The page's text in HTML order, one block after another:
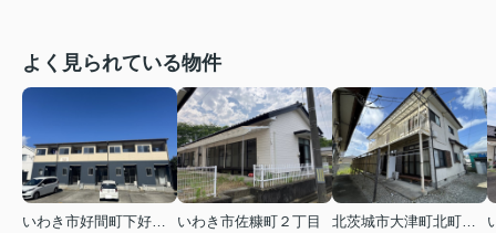
よく見られている物件
いわき市好間町下好間字中島
いわき市佐糠町２丁目
北茨城市大津町北町４丁目